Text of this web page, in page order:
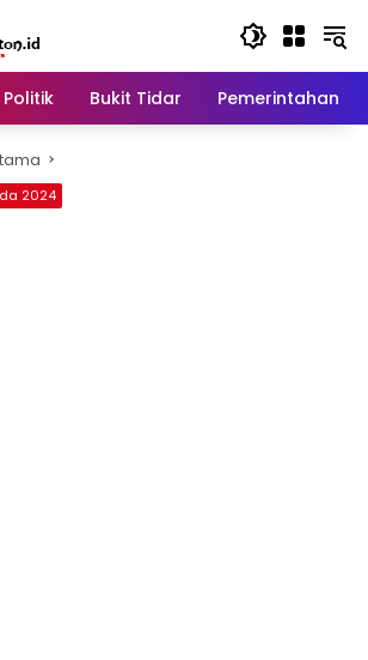
Politik Bukit Tidar Pemerintahan
2024